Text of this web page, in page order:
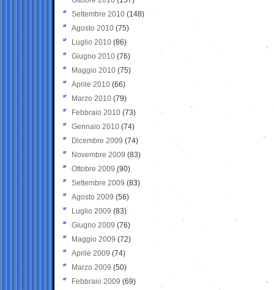
Settembre 2010 (148)
Agosto 2010 (75)
Luglio 2010 (86)
Giugno 2010 (76)
Maggio 2010 (75)
Aprile 2010 (66)
Marzo 2010 (79)
Febbraio 2010 (73)
Gennaio 2010 (74)
Dicembre 2009 (74)
Novembre 2009 (83)
Ottobre 2009 (90)
Settembre 2009 (83)
Agosto 2009 (56)
Luglio 2009 (83)
Giugno 2009 (76)
Maggio 2009 (72)
Aprile 2009 (74)
Marzo 2009 (50)
Febbraio 2009 (69)